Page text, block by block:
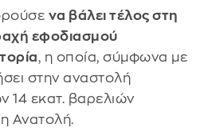
να βάλει τέλος στη
εφοδιασμού
, η οποία, σύμφωνα με
στην αναστολή
εκατ. βαρελιών
Ανατολή.